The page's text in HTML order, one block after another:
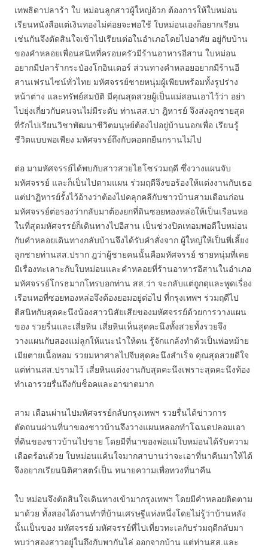
เทพธิดาปลาร้า ใบ หม่อนลูกสาวผู้ใหญ่อ้วก ต้องการให้ใบหม่อน
เรียนหนังสือแต่เงินทองไม่ค่อยจะพอใช้ ใบหม่อนเองก็อยากเรียน
เช่นกันจึงตัดสินใจเข้าไปเรียนต่อในอำเภอโดยไปอาศัย อยู่กับบ้าน
ของคำหลอยเพื่อนสนิทที่ครอบครัวมีร้านอาหารอีสาน ใบหม่อน
อยากมีปลาร้ากระป๋องโกอินเตอร์ ส่วนทางคำหลอยอยากมีร้านอี
สานเฟรนไซน์ทั่วไทย มหัศจรรย์ชายหนุ่มผู้เพียบพร้อมทั้งรูปร่าง
หน้าต่าง และทรัพย์สมบัติ มีคุณสุดสวยผู้เป็นแม่สอนเอาไว้ว่า อย่า
ไปยุ่งเกี่ยวกับคนจนไม่มีระดับ ท่านสส.ปา ฎิหารย์ จึงส่งลูกชายสุด
ที่รักไปเรียนวิชาพัฒนาชีวิตมนุษย์ต้องไปอยู่บ้านนอกเพื่อ เรียนรู้
ชีวิตแบบพอเพียง มหัศจรรย์ถึงกับคอตกยืนกรานไม่ไป
ต่อ มามหัศจรรย์ได้พบกับสาวสวยไฮโซร่วมฤดี ซึ่งวางแผนจับ
มหัศจรรย์ และก็เป็นไปตามแผน ร่วมฤดีจึงขอร้องให้แต่งงานกับเธอ
แต่ปาฏิหารย์รั้งไว้อ้างว่าต้องไปคลุกคลีกับชาวบ้านสามเดือนก่อน
มหัศจรรย์ต่อรองว่ากลับมาต้องยกที่ดินซอยทองหล่อให้เป็นเรือนหอ
ในที่สุดมหัศจรรย์ก็เดินทางไปอีสาน เป็นช่วงปิดเทอมพอดีใบหม่อน
กับคำหลอยเดินทางกลับบ้านจึงได้รับคำสั่งจาก ผู้ใหญ่ให้เป็นพี่เลี้ยง
ลูกชายท่านสส.ปราก ฎว่าผู้ชายคนนั้นคือมหัศจรรย์ ชายหนุ่มที่เคย
มีเรื่องทะเลาะกับใบหม่อนและคำหลอยที่ร้านอาหารอีสานในอำเภอ
มหัศจรรย์โกรธมากโทรบอกท่าน สส.ว่า จะกลับแต่ถูกดุและพูดเรื่อง
เรือนหอที่ซอยทองหล่อจึงต้องยอมอยู่ต่อไป ที่กรุงเทพฯ ร่วมฤดีไป
ตีสนิทกับสุดคะนึงน้องสาวนิสัยเสียของมหัศจรรย์ด้วยการวางแผน
ของ รวยรื่นและเสี่ยหิน เสี่ยหินเห็นสุดคะนึงทั้งสวยทั้งรวยจึง
วางแผนกับสองแม่ลูกให้แนะนำให้ตน รู้จักแกล้งทำตัวเป็นพ่อหม้าย
เมียตายเนื้อหอม รวยมหาศาลไปจีบสุดคะนึงสำเร็จ คุณสุดสวยดีใจ
แต่ท่านสส.ปรามไว้ เสี่ยหินแต่งงานกับสุดคะนึงเพราะสุดคะนึงท้อง
ทำเอารวยรื่นถึงกับช็อคและอาฆาตมาก
สาม เดือนผ่านไปมหัศจรรย์กลับกรุงเทพฯ รวยรื่นได้ข่าวการ
ตัดถนนผ่านที่นาของชาวบ้านจึงวางแผนหลอกทำโฉนดปลอมเอา
ที่ดินของชาวบ้านไปขาย โดยมีที่นาของพ่อแม่ใบหม่อนได้รับความ
เดือดร้อนด้วย ใบหม่อนแค้นใจมากสาบานว่าจะเอาที่นาคืนมาให้ได้
จึงอยากเรียนนิติศาสตร์เป็น ทนายความเพื่อทวงที่นาคืน
ใบ หม่อนจึงตัดสินใจเดินทางเข้ามากรุงเทพฯ โดยมีคำหลอยติดตาม
มาด้วย ทั้งสองได้งานทำที่บ้านเศรษฐีแห่งหนึ่งโดยไม่รู้ว่าบ้านหลัง
นั้นเป็นของ มหัศจรรย์ มหัศจรรย์ที่ไปเที่ยวทะเลกับร่วมฤดีกลับมา
พบว่าสองสาวอยู่ในถึงกับพากันไล่ ออกจากบ้าน แต่ท่านสส.และ